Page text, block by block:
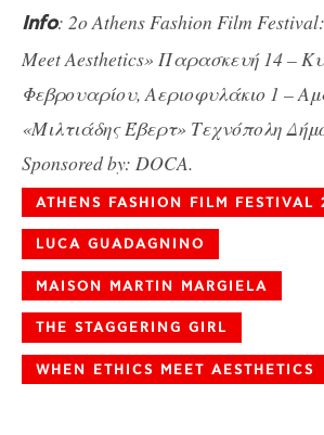
Info: 2ο Athens Fashion Film
Meet Aesthetics» Παρασκευή 14 –
Φεβρουαρίου, Αεριοφυλάκιο 1 –
«Μιλτιάδης Έβερτ» Τεχνόπολη
Sponsored by: DOCA.
ATHENS FASHION FILM FESTIVAL
LUCA GUADAGNINO
MAISON MARTIN MARGIELA
THE STAGGERING GIRL
WHEN ETHICS MEET AESTHETICS